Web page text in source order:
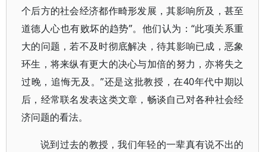
个后方的社会经济都作畸形发展，其影响所及，甚至
道德人心也有败坏的趋势”。他们认为：“此项关系重
大的问题，若不及时彻底解决，待其影响已成，恶象
环生，将来纵有更大的决心与加倍的努力，亦将失之
过晚，追悔无及。”还是这批教授，在40年代中期以
后，经常联名发表这类文章，畅谈自己对各种社会经
济问题的看法。
说到过去的教授，我们年轻的一辈真有说不出的